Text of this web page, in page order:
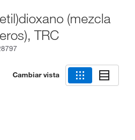
(mezcla
TRC
Cambiar vista